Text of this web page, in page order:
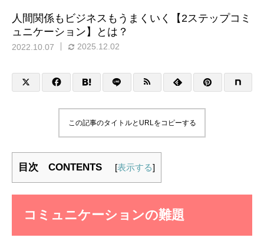
人間関係もビジネスもうまくいく【2ステップコミ
ュニケーション】とは？
2022.10.07 2025.12.02
この記事のタイトルとURLをコピーする
目次 CONTENTS [表示する]
コミュニケーションの難題